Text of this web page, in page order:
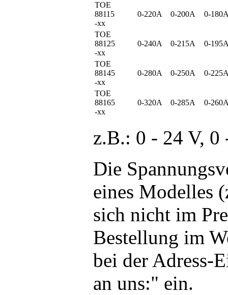
TOE
88115
-xx
0-220A 0-200A 0-
TOE
88125
-xx
0-240A 0-215A 0-
TOE
88145
-xx
0-280A 0-250A 0-
TOE
88165
-xx
0-320A 0-285A 0-
z.B.: 0 - 24 V,
Die
eines Modelles
sich nicht im
Bestellung im
bei der Adress-
an uns:" ein.